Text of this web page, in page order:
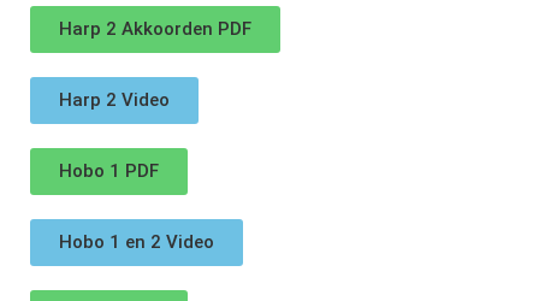
Harp 2 Akkoorden PDF
Harp 2 Video
Hobo 1 PDF
Hobo 1 en 2 Video